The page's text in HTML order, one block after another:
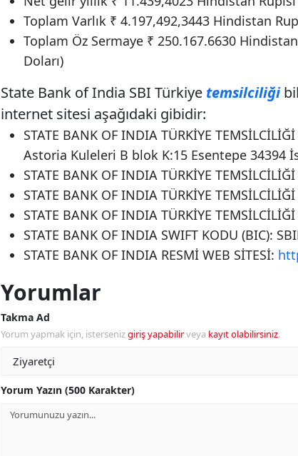
Toplam Varlık ₹ 4.197,492,3443 Hindistan
Toplam Öz Sermaye ₹ 250.167.6630
Doları)
State Bank of India SBI Türkiye temsilciliği
internet sitesi aşağıdaki gibidir:
STATE BANK OF INDIA TÜRKİYE
Astoria Kuleleri B blok K:15 Esentepe 34394
STATE BANK OF INDIA TÜRKİYE
STATE BANK OF INDIA TÜRKİYE
STATE BANK OF INDIA TÜRKİYE
STATE BANK OF INDIA SWIFT KODU (BIC):
STATE BANK OF INDIA RESMİ WEB SİTESİ:
Yorumlar
Takma Ad
Yorum yapmak için, istersenizgiriş yapabilirveya kayıt olabilirsiniz.
Yorum Yazın (500 Karakter)